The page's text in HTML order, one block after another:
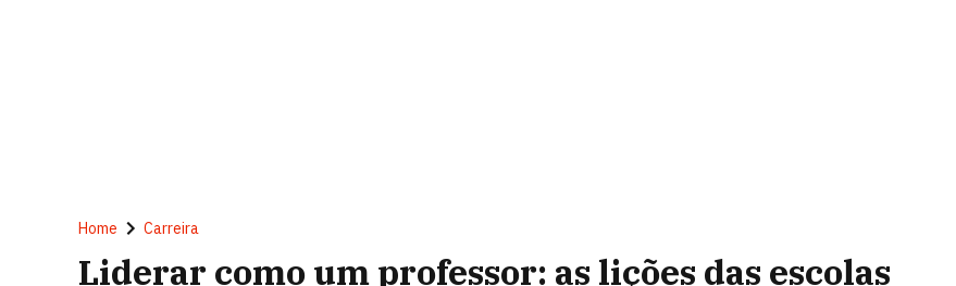
Home Carreira
Liderar como um professor: as lições das escolas